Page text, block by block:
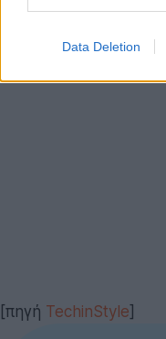
Data Deletion
[πηγή TechinStyle]